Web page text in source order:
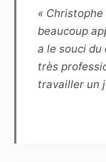
prestations
reconnaît
et renonce
ultérieure de
«
beaucoup
a le souci du
très
travailler un